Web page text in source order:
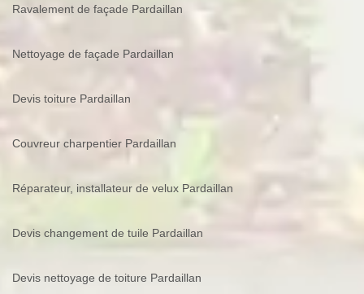
Ravalement de façade Pardaillan
Nettoyage de façade Pardaillan
Devis toiture Pardaillan
Couvreur charpentier Pardaillan
Réparateur, installateur de velux Pardaillan
Devis changement de tuile Pardaillan
Devis nettoyage de toiture Pardaillan